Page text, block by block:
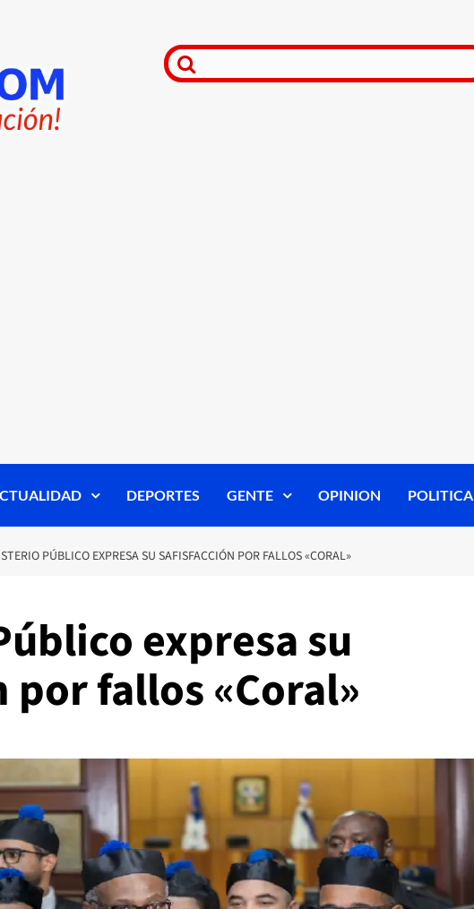
DEPORTES GENTE OPINION POLITICA
PÚBLICO EXPRESA SU SAFISFACCIÓN POR FALLOS «CORAL»
expresa su
por fallos «Coral»